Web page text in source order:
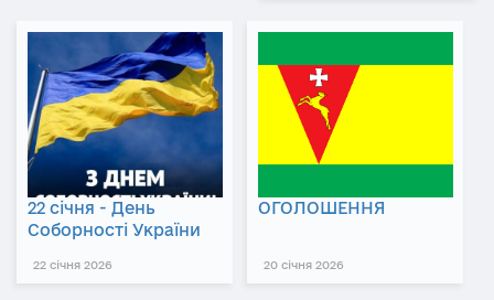
22 січня - День
Соборності України
22 січня 2026
ОГОЛОШЕННЯ
20 січня 2026